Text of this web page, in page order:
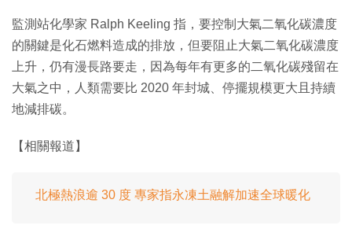
監測站化學家 Ralph Keeling 指，要控制大氣二氧化碳濃度
的關鍵是化石燃料造成的排放，但要阻止大氣二氧化碳濃度
上升，仍有漫長路要走，因為每年有更多的二氧化碳殘留在
大氣之中，人類需要比 2020 年封城、停擺規模更大且持續
地減排碳。
【相關報道】
北極熱浪逾 30 度 專家指永凍土融解加速全球暖化